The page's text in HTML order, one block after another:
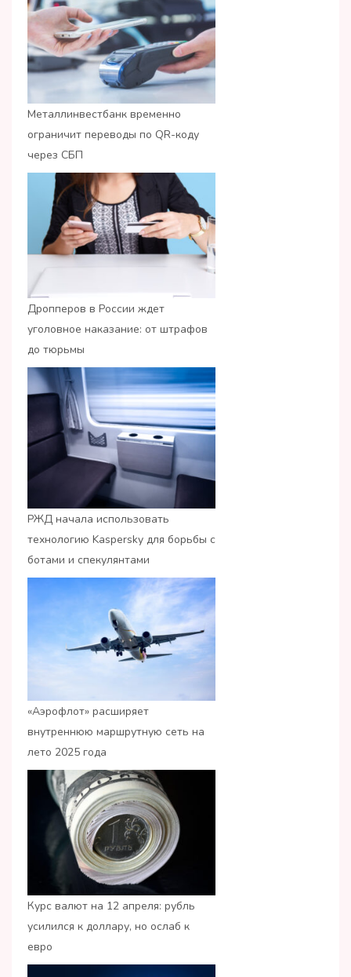
Металлинвестбанк временно
ограничит переводы по QR-коду
через СБП
Дропперов в России ждет
уголовное наказание: от штрафов
до тюрьмы
РЖД начала использовать
технологию Kaspersky для борьбы с
ботами и спекулянтами
«Аэрофлот» расширяет
внутреннюю маршрутную сеть на
лето 2025 года
Курс валют на 12 апреля: рубль
усилился к доллару, но ослаб к
евро